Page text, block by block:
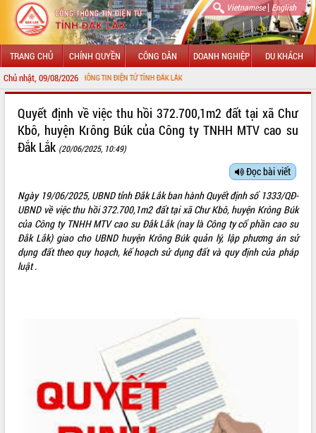
Vietnamese| English
TRANG CHỦ CHÍNH QUYỀN CÔNG DÂN DOANH NGHIỆP DU KHÁCH
Chủ nhật, 09/08/2026
VỚI CỔNG THÔNG TIN ĐIỆN TỬ TỈNH ĐẮK LẮK
LÃNH ĐẠO UBND TỈNH
SỞ, BAN, NGÀNH
UBND CÁC XÃ, PHƯỜNG
THÔNG TIN CHỈ ĐẠO ĐIỀU HÀNH
Quyết định về việc thu hồi 372.700,1m2 đất tại xã Chư
Kbô, huyện Krông Búk của Công ty TNHH MTV cao su
Đắk Lắk (20/06/2025, 10:49)
Đọc bài viết
Ngày 19/06/2025, UBND tỉnh Đắk Lắk ban hành Quyết định số 1333/QĐ-
UBND về việc thu hồi 372.700,1m2 đất tại xã Chư Kbô, huyện Krông Búk
của Công ty TNHH MTV cao su Đắk Lắk (nay là Công ty cổ phần cao su
Đắk Lắk) giao cho UBND huyện Krông Búk quản lý, lập phương án sử
dụng đất theo quy hoạch, kế hoạch sử dụng đất và quy định của pháp
luật .